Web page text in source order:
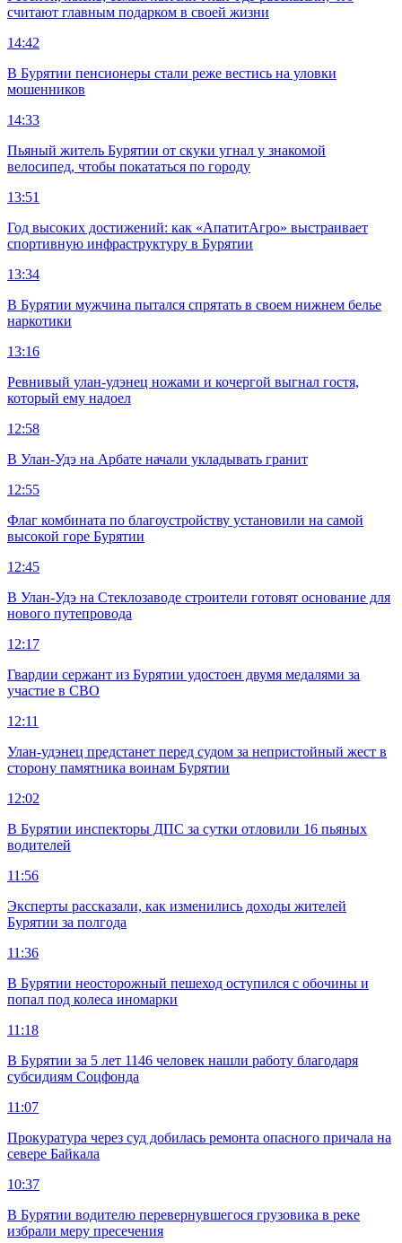
считают главным подарком в своей жизни
14:42
В Бурятии пенсионеры стали реже вестись на уловки
мошенников
14:33
Пьяный житель Бурятии от скуки угнал у знакомой
велосипед, чтобы покататься по городу
13:51
Год высоких достижений: как «АпатитАгро» выстраивает
спортивную инфраструктуру в Бурятии
13:34
В Бурятии мужчина пытался спрятать в своем нижнем белье
наркотики
13:16
Ревнивый улан-удэнец ножами и кочергой выгнал гостя,
который ему надоел
12:58
В Улан-Удэ на Арбате начали укладывать гранит
12:55
Флаг комбината по благоустройству установили на самой
высокой горе Бурятии
12:45
В Улан-Удэ на Стеклозаводе строители готовят основание для
нового путепровода
12:17
Гвардии сержант из Бурятии удостоен двумя медалями за
участие в СВО
12:11
Улан-удэнец предстанет перед судом за непристойный жест в
сторону памятника воинам Бурятии
12:02
В Бурятии инспекторы ДПС за сутки отловили 16 пьяных
водителей
11:56
Эксперты рассказали, как изменились доходы жителей
Бурятии за полгода
11:36
В Бурятии неосторожный пешеход оступился с обочины и
попал под колеса иномарки
11:18
В Бурятии за 5 лет 1146 человек нашли работу благодаря
субсидиям Соцфонда
11:07
Прокуратура через суд добилась ремонта опасного причала на
севере Байкала
10:37
В Бурятии водителю перевернувшегося грузовика в реке
избрали меру пресечения